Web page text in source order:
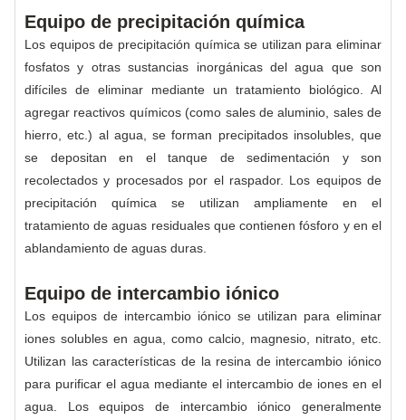
Equipo de precipitación química
Los equipos de precipitación química se utilizan para eliminar
fosfatos y otras sustancias inorgánicas del agua que son
difíciles de eliminar mediante un tratamiento biológico. Al
agregar reactivos químicos (como sales de aluminio, sales de
hierro, etc.) al agua, se forman precipitados insolubles, que
se depositan en el tanque de sedimentación y son
recolectados y procesados ​​por el raspador. Los equipos de
precipitación química se utilizan ampliamente en el
tratamiento de aguas residuales que contienen fósforo y en el
ablandamiento de aguas duras.
Equipo de intercambio iónico
Los equipos de intercambio iónico se utilizan para eliminar
iones solubles en agua, como calcio, magnesio, nitrato, etc.
Utilizan las características de la resina de intercambio iónico
para purificar el agua mediante el intercambio de iones en el
agua. Los equipos de intercambio iónico generalmente